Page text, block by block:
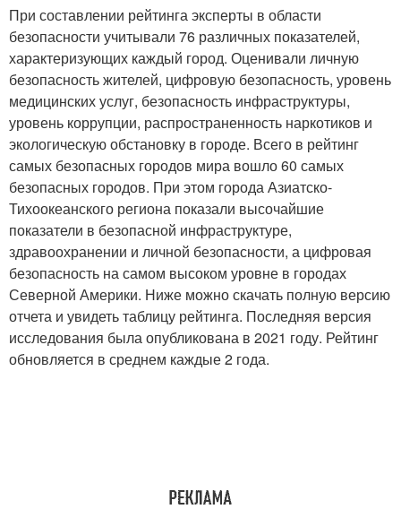
При составлении рейтинга эксперты в области
безопасности учитывали 76 различных показателей,
характеризующих каждый город. Оценивали личную
безопасность жителей, цифровую безопасность, уровень
медицинских услуг, безопасность инфраструктуры,
уровень коррупции, распространенность наркотиков и
экологическую обстановку в городе. Всего в рейтинг
самых безопасных городов мира вошло 60 самых
безопасных городов. При этом города Азиатско-
Тихоокеанского региона показали высочайшие
показатели в безопасной инфраструктуре,
здравоохранении и личной безопасности, а цифровая
безопасность на самом высоком уровне в городах
Северной Америки. Ниже можно скачать полную версию
отчета и увидеть таблицу рейтинга. Последняя версия
исследования была опубликована в 2021 году. Рейтинг
обновляется в среднем каждые 2 года.